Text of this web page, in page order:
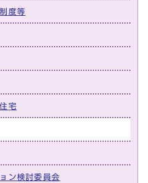
度等
宅
ン検討委員会